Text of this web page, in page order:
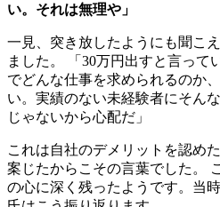
い。それは無理や」
一見、突き放したようにも聞こ
ました。 「30万円出すと言って
でどんな仕事を求められるのか
い。実績のない未経験者にそん
じゃないから心配だ」
これは自社のデメリットを認め
案じたからこその言葉でした。
の心に深く残ったようです。当